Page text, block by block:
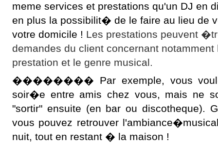
meme services et prestations qu'un DJ en
en plus la possibilit� de le faire au lieu de
votre domicile ! Les prestations peuvent
demandes du client concernant
prestation et le genre musical.
�������� Par exemple, vous
soir�e entre amis chez vous, mais ne
"sortir" ensuite (en bar ou discotheque).
vous pouvez retrouver
nuit, tout en restant � la maison !